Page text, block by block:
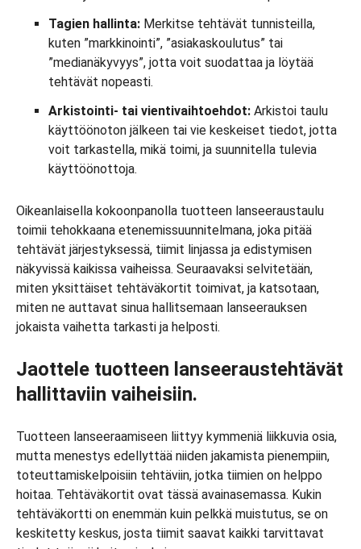
Tagien hallinta: Merkitse tehtävät tunnisteilla,
kuten ”markkinointi”, ”asiakaskoulutus” tai
”medianäkyvyys”, jotta voit suodattaa ja löytää
tehtävät nopeasti.
Arkistointi- tai vientivaihtoehdot: Arkistoi taulu
käyttöönoton jälkeen tai vie keskeiset tiedot, jotta
voit tarkastella, mikä toimi, ja suunnitella tulevia
käyttöönottoja.
Oikeanlaisella kokoonpanolla tuotteen lanseeraustaulu
toimii tehokkaana etenemissuunnitelmana, joka pitää
tehtävät järjestyksessä, tiimit linjassa ja edistymisen
näkyvissä kaikissa vaiheissa. Seuraavaksi selvitetään,
miten yksittäiset tehtäväkortit toimivat, ja katsotaan,
miten ne auttavat sinua hallitsemaan lanseerauksen
jokaista vaihetta tarkasti ja helposti.
Jaottele tuotteen lanseeraustehtävät
hallittaviin vaiheisiin.
Tuotteen lanseeraamiseen liittyy kymmeniä liikkuvia osia,
mutta menestys edellyttää niiden jakamista pienempiin,
toteuttamiskelpoisiin tehtäviin, jotka tiimien on helppo
hoitaa. Tehtäväkortit ovat tässä avainasemassa. Kukin
tehtäväkortti on enemmän kuin pelkkä muistutus, se on
keskitetty keskus, josta tiimit saavat kaikki tarvittavat